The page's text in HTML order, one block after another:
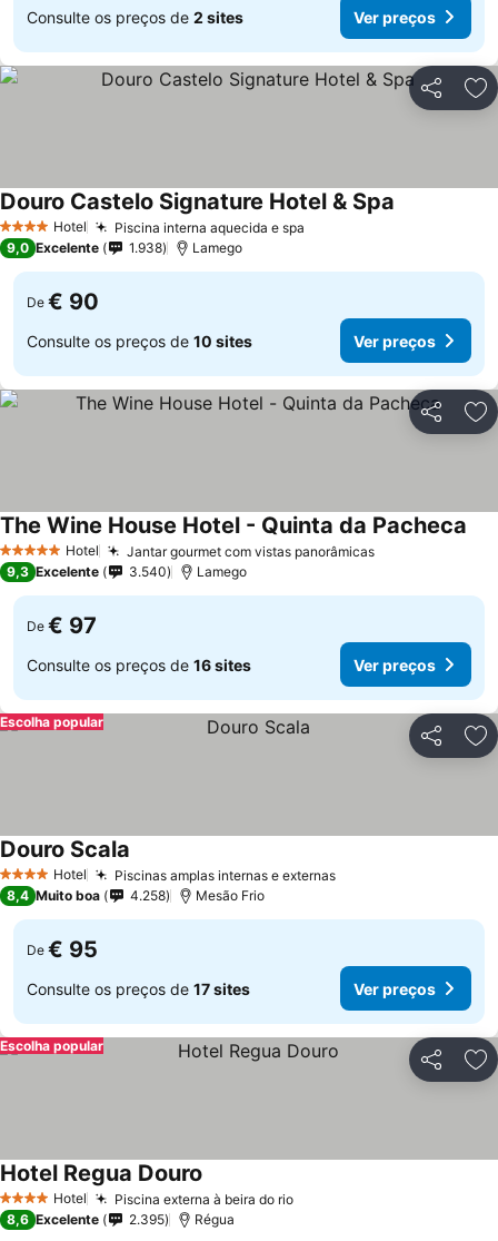
Consulte os preços de 2 sites Ver preços
Partilhar
4 EstrelasHotel Piscina interna aquecida e spa
Douro Castelo Signature Hotel & Spa
9,0 Excelente 1.938 Lamego
De € 90
Consulte os preços de 10 sites Ver preços
Partilhar
5 Estrelas Hotel Jantar gourmet com vistas panorâmicas
The Wine House Hotel - Quinta da Pacheca
9,3 Excelente 3.540 Lamego
De € 97
Consulte os preços de 16 sites Ver preços
Partilhar
Escolha popular
4 EstrelasHotel Piscinas amplas internas e externas
Douro Scala
8,4 Muito boa 4.258 Mesão Frio
De € 95
Consulte os preços de 17 sites Ver preços
Partilhar
Escolha popular
4 EstrelasHotel Piscina externa à beira do rio
Hotel Regua Douro
8,6 Excelente 2.395 Régua